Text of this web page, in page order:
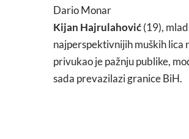
Dario Monar
Kijan Hajrulahović(19),
najperspektivnijih muških lica
privukao je pažnju publike,
sada prevazilazi granice BiH.